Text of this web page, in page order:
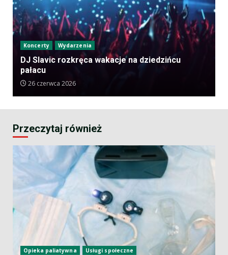
Koncerty Wydarzenia
DJ Slavic rozkręca wakacje na dziedzińcu
pałacu
26 czerwca 2026
Przeczytaj również
Opieka paliatywna Usługi społeczne